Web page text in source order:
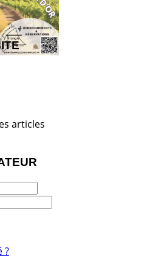
articles
?